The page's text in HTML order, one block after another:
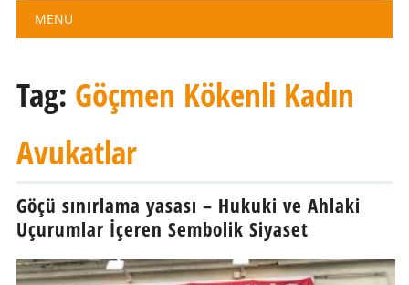
Main menu
MENU
Tag: Göçmen Kökenli Kadın
Avukatlar
Göçü sınırlama yasası – Hukuki ve Ahlaki
Uçurumlar İçeren Sembolik Siyaset